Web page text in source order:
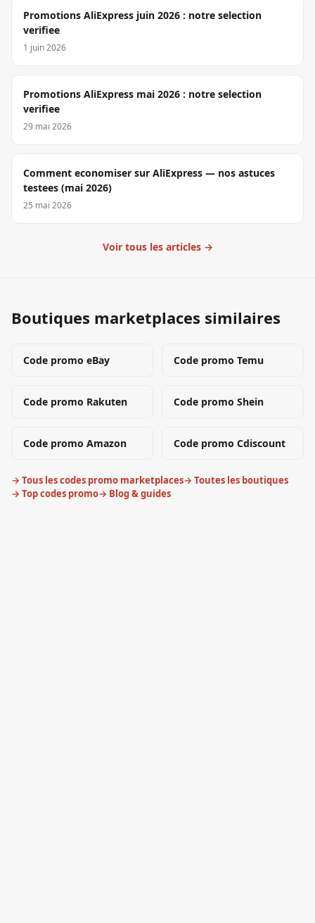
Promotions AliExpress juin 2026 : notre selection
verifiee
1 juin 2026
Promotions AliExpress mai 2026 : notre selection
verifiee
29 mai 2026
Comment economiser sur AliExpress — nos astuces
testees (mai 2026)
25 mai 2026
Voir tous les articles →
Boutiques marketplaces similaires
Code promo eBay Code promo Temu
Code promo Rakuten Code promo Shein
Code promo Amazon Code promo Cdiscount
→ Tous les codes promo marketplaces→ Toutes les boutiques
→ Top codes promo→ Blog & guides